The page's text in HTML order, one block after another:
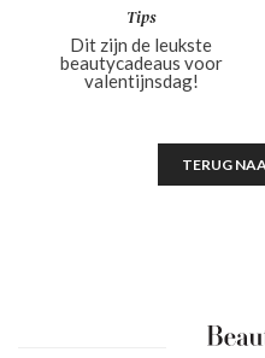
Tips
Dit zijn de leukste
beautycadeaus voor
valentijnsdag!
TERUG